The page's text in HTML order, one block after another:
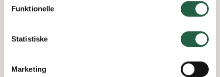
personlige oplysninger
Funktionelle
Statistiske
Marketing